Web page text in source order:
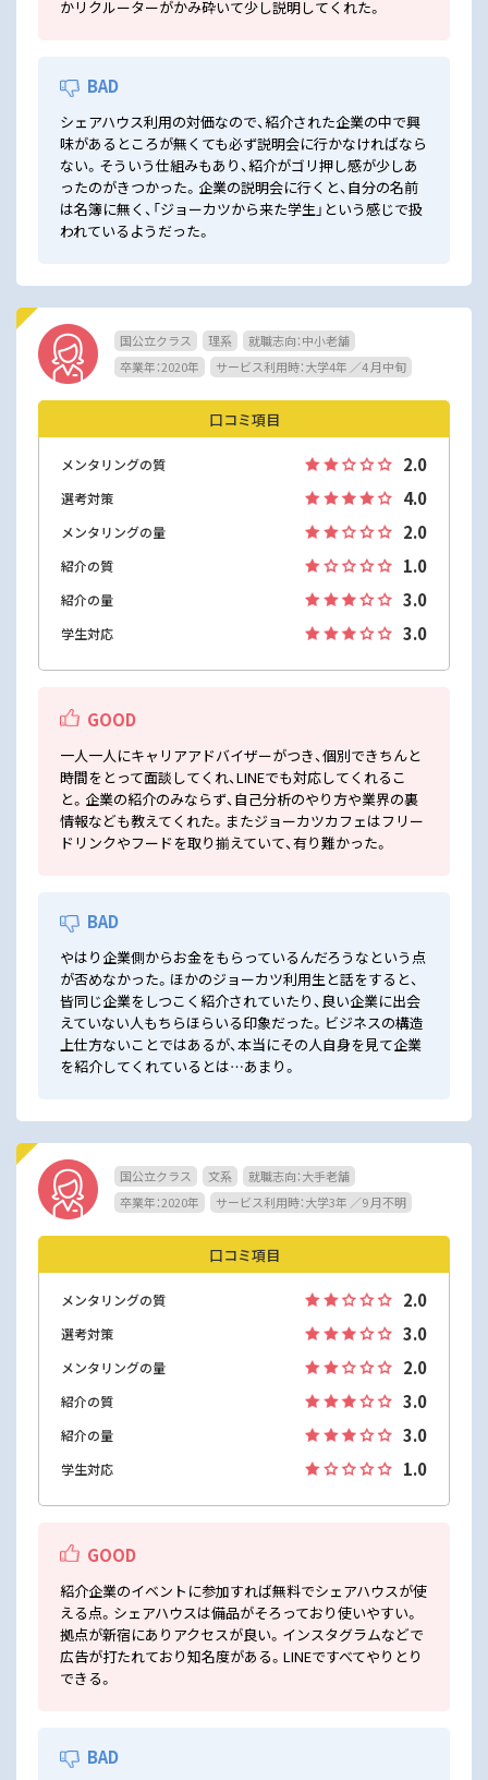
かリクルーターがかみ砕いて少し説明してくれた。
BAD
シェアハウス利用の対価なので、紹介された企業の中で興
味があるところが無くても必ず説明会に行かなければなら
ない。そういう仕組みもあり、紹介がゴリ押し感が少しあ
ったのがきつかった。企業の説明会に行くと、自分の名前
は名簿に無く、「ジョーカツから来た学生」という感じで扱
われているようだった。
国公立クラス 理系
就職志向：中小老舗
卒業年：2020年
サービス利用時：大学4年 ／4 月中旬
口コミ項目
メンタリングの質 2.0
選考対策 4.0
メンタリングの量 2.0
紹介の質 1.0
紹介の量 3.0
学生対応 3.0
GOOD
一人一人にキャリアアドバイザーがつき、個別できちんと
時間をとって面談してくれ、LINEでも対応してくれるこ
と。企業の紹介のみならず、自己分析のやり方や業界の裏
情報なども教えてくれた。またジョーカツカフェはフリー
ドリンクやフードを取り揃えていて、有り難かった。
BAD
やはり企業側からお金をもらっているんだろうなという点
が否めなかった。ほかのジョーカツ利用生と話をすると、
皆同じ企業をしつこく紹介されていたり、良い企業に出会
えていない人もちらほらいる印象だった。ビジネスの構造
上仕方ないことではあるが、本当にその人自身を見て企業
を紹介してくれているとは…あまり。
国公立クラス 文系
就職志向：大手老舗
卒業年：2020年
サービス利用時：大学3年 ／9 月不明
口コミ項目
メンタリングの質 2.0
選考対策 3.0
メンタリングの量 2.0
紹介の質 3.0
紹介の量 3.0
学生対応 1.0
GOOD
紹介企業のイベントに参加すれば無料でシェアハウスが使
える点。シェアハウスは備品がそろっており使いやすい。
拠点が新宿にありアクセスが良い。インスタグラムなどで
広告が打たれており知名度がある。LINEですべてやりとり
できる。
BAD